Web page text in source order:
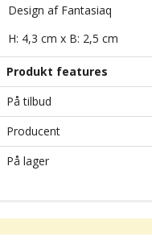
Design af Fantasiaq
H: 4,3 cm x B: 2,5 cm
Produkt features
På tilbud
Producent
På lager